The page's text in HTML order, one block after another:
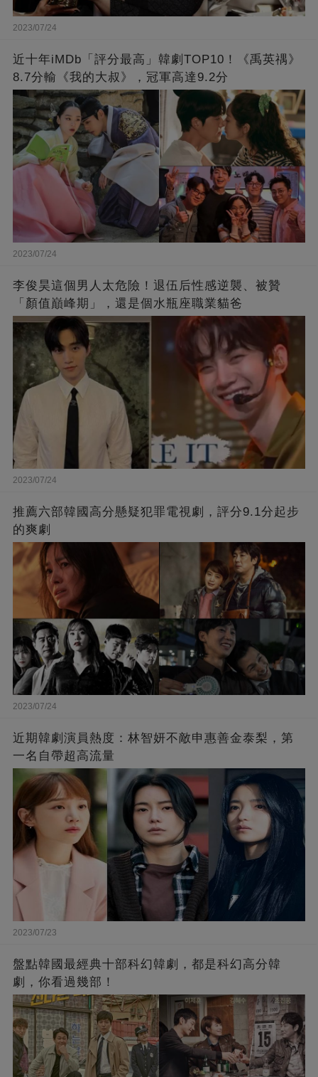
2023/07/24
近十年iMDb「評分最高」韓劇TOP10！《禹英禑》
8.7分輸《我的大叔》，冠軍高達9.2分
2023/07/24
李俊昊這個男人太危險！退伍后性感逆襲、被贊
「顏值巔峰期」，還是個水瓶座職業貓爸
2023/07/24
推薦六部韓國高分懸疑犯罪電視劇，評分9.1分起步
的爽劇
2023/07/24
近期韓劇演員熱度：林智妍不敵申惠善金泰梨，第
一名自帶超高流量
2023/07/23
盤點韓國最經典十部科幻韓劇，都是科幻高分韓
劇，你看過幾部！